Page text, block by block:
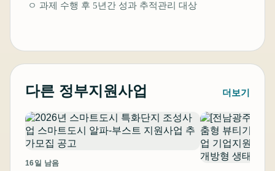
ㅇ 과제 수행 후 5년간 성과 추적관리 대상
다른 정부지원사업 더보기
16일 남음